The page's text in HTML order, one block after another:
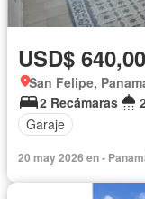
USD$
San Felipe,
2 Recámaras
Garaje
20 may 2026 en -